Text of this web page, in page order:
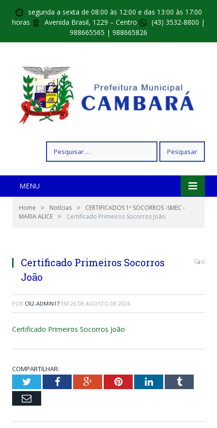
segunda a sexta de 08:00 às 12:00 e das 13:00 às 17:00
horas
Avenida Brasil, 1229 – Centro
(43) 3532-8800 |
988665565 | 988665826
por:
MENU
Home » Notícias »
CERTIFICADOS 1º SOCORROS -SMEC -
MARIA ALICE » Certificado Primeiros Socorros João
Certificado Primeiros Socorros
João
0
POR CR2-ADMIN17 EM 26 DE AGOSTO DE 2024
Certificado Primeiros Socorros João
COMPARTILHAR:
TwitterFacebookGoogle+PinterestLinkedInTumblr
Email